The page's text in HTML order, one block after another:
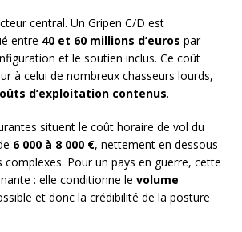
central. Un Gripen C/D est
entre 40 et 60 millions d’euros par
et le soutien inclus. Ce coût
à celui de nombreux chasseurs lourds,
d’exploitation contenus.
situent le coût horaire de vol du
6 000 à 8 000 €, nettement en dessous
Pour un pays en guerre, cette
: elle conditionne le volume
et donc la crédibilité de la posture